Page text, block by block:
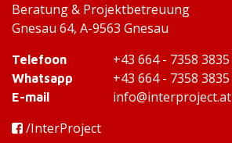
Beratung & Projektbetreuung
Gnesau 64, A-9563 Gnesau
Telefoon +43 664 - 7358 3835
Whatsapp +43 664 - 7358 3835
E-mail
info@interproject.at
/InterProject